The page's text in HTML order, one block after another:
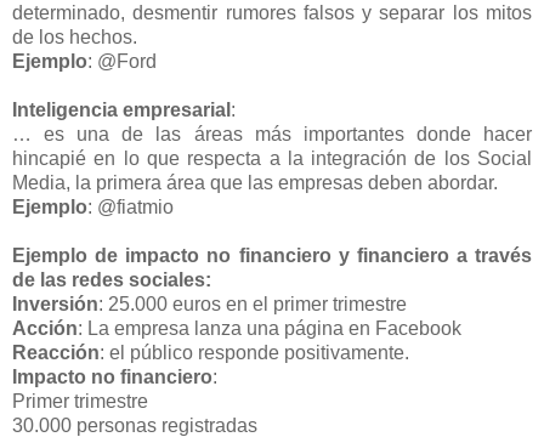
determinado, desmentir rumores falsos y separar los mitos
de los hechos.
Ejemplo: @Ford
Inteligencia empresarial :
… es una de las áreas más importantes donde hacer
hincapié en lo que respecta a la integración de los Social
Media, la primera área que las empresas deben abordar.
Ejemplo: @fiatmio
Ejemplo de impacto no financiero y financiero a través
de las redes sociales:
Inversión: 25.000 euros en el primer trimestre
Acción: La empresa lanza una página en Facebook
Reacción: el público responde positivamente.
Impacto no financiero:
Primer trimestre
30.000 personas registradas